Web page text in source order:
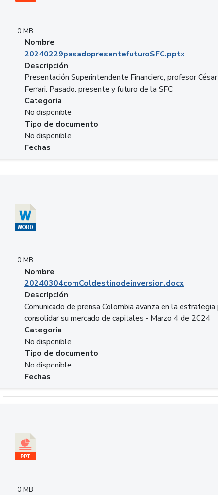
0 MB
Nombre
20240229pasadopresentefuturoSFC.pptx
Descripción
Presentación Superintendente Financiero, profesor César
Ferrari, Pasado, presente y futuro de la SFC
Categoria
No disponible
Tipo de documento
No disponible
Fechas
0 MB
Nombre
20240304comColdestinodeinversion.docx
Descripción
Comunicado de prensa Colombia avanza en la estrategia
consolidar su mercado de capitales - Marzo 4 de 2024
Categoria
No disponible
Tipo de documento
No disponible
Fechas
0 MB